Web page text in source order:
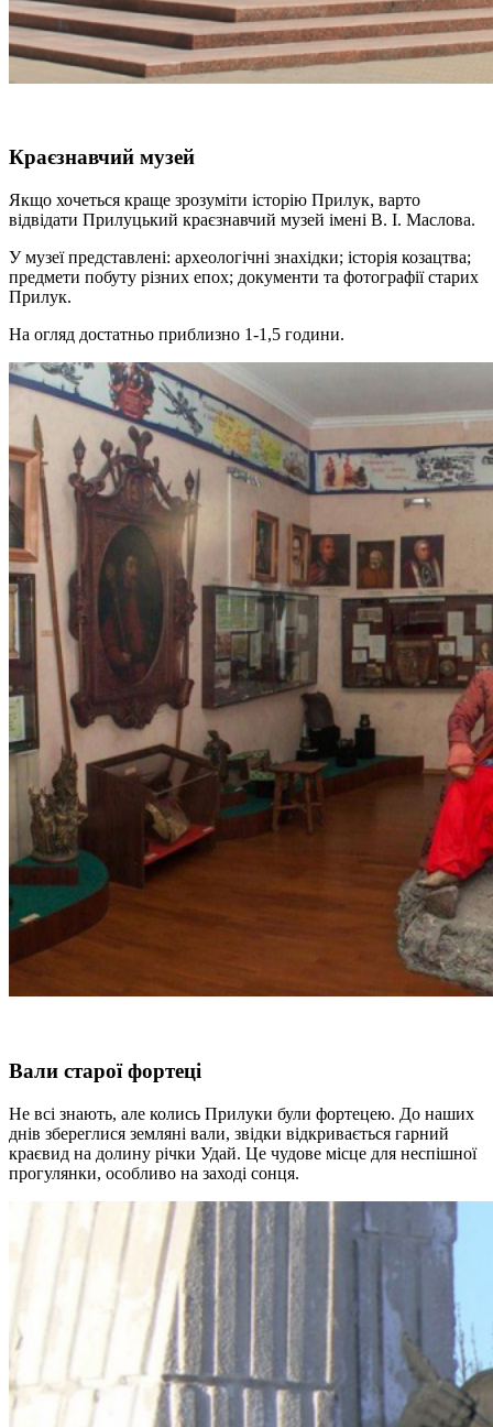
Краєзнавчий музей
Якщо хочеться краще зрозуміти історію Прилук, варто
відвідати Прилуцький краєзнавчий музей імені В. І. Маслова.
У музеї представлені: археологічні знахідки; історія козацтва;
предмети побуту різних епох; документи та фотографії старих
Прилук.
На огляд достатньо приблизно 1-1,5 години.
Вали старої фортеці
Не всі знають, але колись Прилуки були фортецею. До наших
днів збереглися земляні вали, звідки відкривається гарний
краєвид на долину річки Удай. Це чудове місце для неспішної
прогулянки, особливо на заході сонця.